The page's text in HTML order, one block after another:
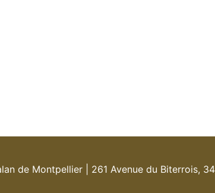
de Montpellier | 261 Avenue du Biterrois,